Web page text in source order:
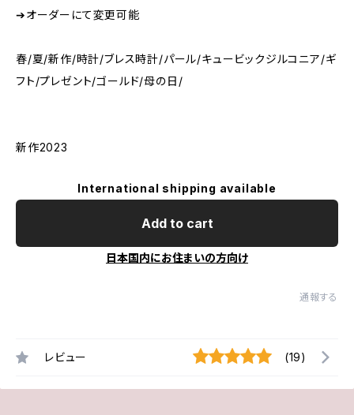
➔オーダーにて変更可能
春/夏/新作/時計/ブレス時計/パール/キュービックジルコニア/ギ
フト/プレゼント/ゴールド/母の日/
新作2023
International shipping available
Add to cart
日本国内にお住まいの方向け
通報する
レビュー (19)